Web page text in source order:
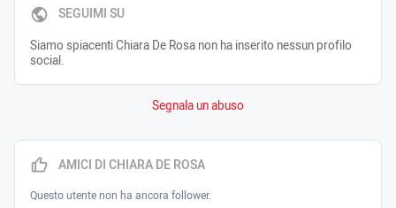
SEGUIMI SU
Siamo spiacenti Chiara De Rosa non ha inserito nessun profilo
social.
Segnala un abuso
AMICI DI CHIARA DE ROSA
Questo utente non ha ancora follower.